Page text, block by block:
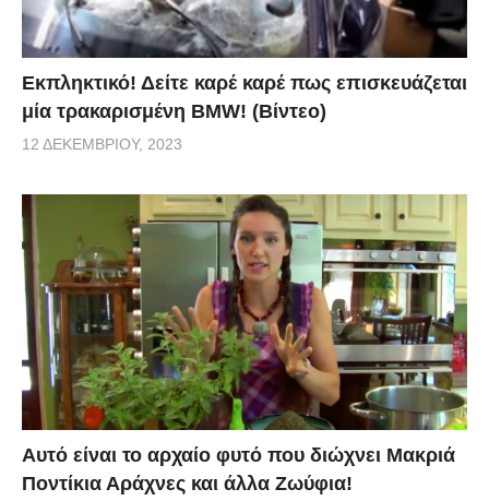
Εκπληκτικό! Δείτε καρέ καρέ πως επισκευάζεται
μία τρακαρισμένη BMW! (Βίντεο)
12 ΔΕΚΕΜΒΡΊΟΥ, 2023
Αυτό είναι το αρχαίο φυτό που διώχνει Μακριά
Ποντίκια Αράχνες και άλλα Ζωύφια!